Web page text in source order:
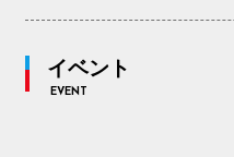
イベント
EVENT